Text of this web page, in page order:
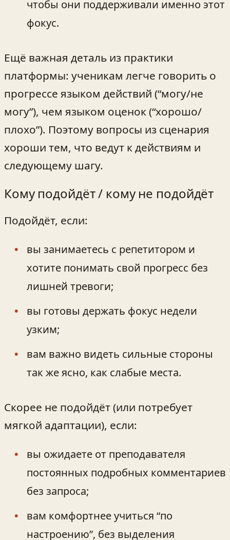
чтобы они поддерживали именно этот
фокус.
Ещё важная деталь из практики
платформы: ученикам легче говорить о
прогрессе языком действий (“могу/не
могу”), чем языком оценок (“хорошо/
плохо”). Поэтому вопросы из сценария
хороши тем, что ведут к действиям и
следующему шагу.
Кому подойдёт / кому не подойдёт
Подойдёт, если:
вы занимаетесь с репетитором и
хотите понимать свой прогресс без
лишней тревоги;
вы готовы держать фокус недели
узким;
вам важно видеть сильные стороны
так же ясно, как слабые места.
Скорее не подойдёт (или потребует
мягкой адаптации), если:
вы ожидаете от преподавателя
постоянных подробных комментариев
без запроса;
вам комфортнее учиться “по
настроению”, без выделения